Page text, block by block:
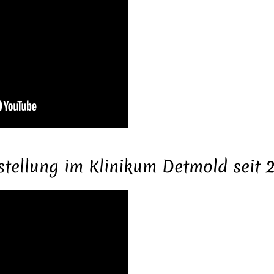
im Klinikum Detmold seit